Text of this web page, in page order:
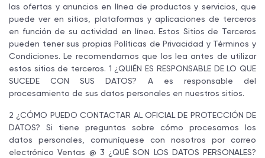
las ofertas y anuncios en línea de productos y servicios, que
puede ver en sitios, plataformas y aplicaciones de terceros
en función de su actividad en línea. Estos Sitios de Terceros
pueden tener sus propias Políticas de Privacidad y Términos y
Condiciones. Le recomendamos que los lea antes de utilizar
estos sitios de terceros. 1 ¿QUIÉN ES RESPONSABLE DE LO QUE
SUCEDE CON SUS DATOS? A es responsable del
procesamiento de sus datos personales en nuestros sitios.
2 ¿CÓMO PUEDO CONTACTAR AL OFICIAL DE PROTECCIÓN DE
DATOS? Si tiene preguntas sobre cómo procesamos los
datos personales, comuníquese con nosotros por correo
electrónico Ventas @ 3 ¿QUÉ SON LOS DATOS PERSONALES?